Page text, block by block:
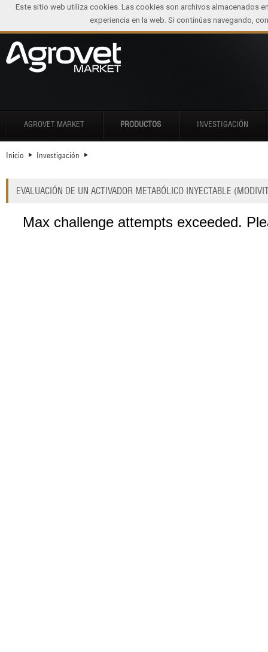
AGROVET MARKET PRODUCTOS INVESTIGACIÓN
Inicio Investigación
EVALUACIÓN DE UN ACTIVADOR METABÓLICO INYECTABLE
Este sitio web utiliza cookies. Las cookies son archivos almacenados
experiencia en la web. Si continúas navegando,